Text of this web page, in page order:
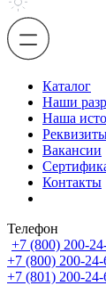
Каталог
Наши
Наша
Вакансии
Контакты
Телефон
+7 (800) 200-
+7 (800) 200-24-
+7 (801) 200-24-